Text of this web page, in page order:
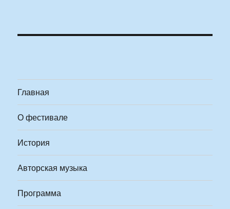
Главная
О фестивале
История
Авторская музыка
Программа